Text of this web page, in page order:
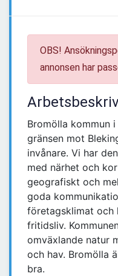
OBS!
annonsen har
Bromölla kommun
gränsen mot
invånare. Vi har
med närhet och
geografiskt och
goda
företagsklimat och
fritidsliv.
omväxlande natur
och hav. Bromölla
bra.